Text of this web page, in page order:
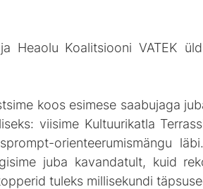
Heaolu Koalitsiooni VATEK
koos esimese saabujaga
viisime Kultuurikatla
orienteerumismängu
juba kavandatult, kuid
tuleks millisekundi